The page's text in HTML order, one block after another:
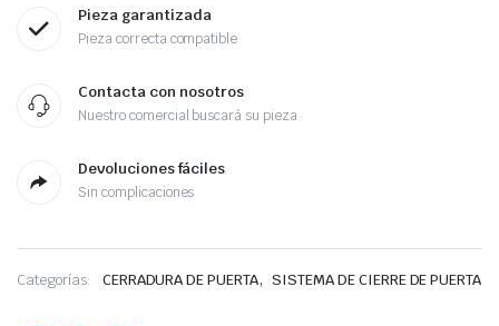
Pieza garantizada
Pieza correcta compatible
Contacta con nosotros
Nuestro comercial buscará su pieza
Devoluciones fáciles
Sin complicaciones
Categorías: CERRADURA DE PUERTA, SISTEMA DE CIERRE DE PUERTA